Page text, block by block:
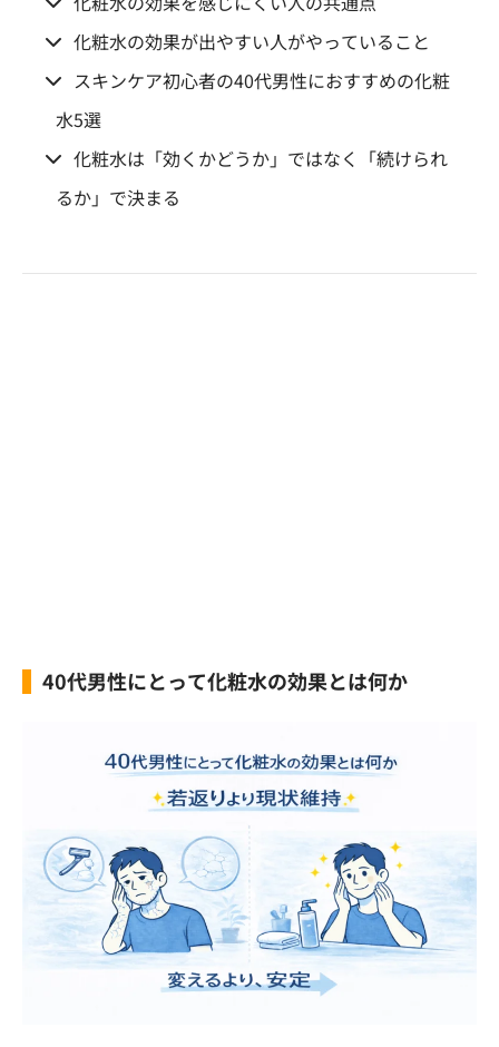
化粧水の効果が出やすい人がやっていること
スキンケア初心者の40代男性におすすめの化粧
水5選
化粧水は「効くかどうか」ではなく「続けられ
るか」で決まる
40代男性にとって化粧水の効果とは何か